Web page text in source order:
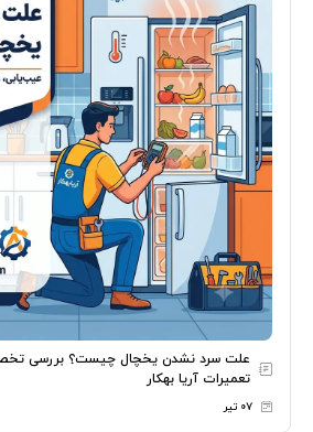
علت سرد نشدن یخچال چیست؟ بررسی
تعمیرات آریا بهکار
۰۷ تیر